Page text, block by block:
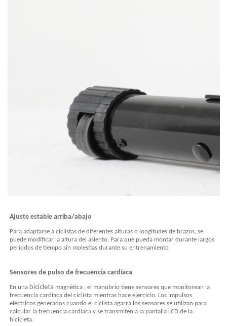
Ajuste estable arriba/abajo
Para adaptarse a ciclistas de diferentes alturas o longitudes de brazos, se
puede modificar la altura del asiento. Para que pueda montar durante largos
períodos de tiempo sin molestias durante su entrenamiento
Sensores de pulso de frecuencia cardíaca
En una bicicleta magnética , el manubrio tiene sensores que monitorean la
frecuencia cardíaca del ciclista mientras hace ejercicio. Los impulsos
eléctricos generados cuando el ciclista agarra los sensores se utilizan para
calcular la frecuencia cardíaca y se transmiten a la pantalla LCD de la
bicicleta.